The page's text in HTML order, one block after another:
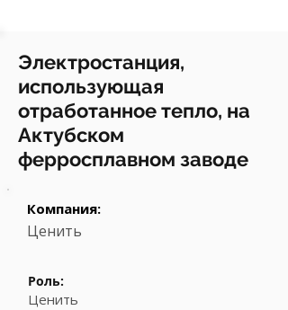
Электростанция,
использующая
отработанное тепло, на
Актубском
ферросплавном заводе
Компания:
Ценить
Роль:
Ценить